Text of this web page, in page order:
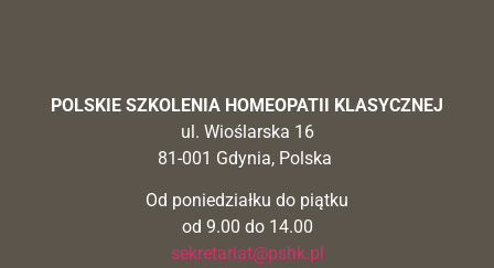
POLSKIE SZKOLENIA HOMEOPATII KLASYCZNEJ
ul. Wioślarska 16
81-001 Gdynia, Polska
Od poniedziałku do piątku
od 9.00 do 14.00
sekretariat@pshk.pl